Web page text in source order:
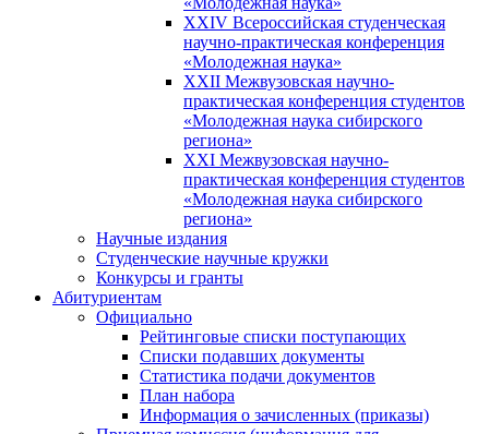
XXIV Всероссийская студенческая
научно-практическая конференция
«Молодежная наука»
XXII Межвузовская научно-
практическая конференция студентов
«Молодежная наука сибирского
региона»
XXI Межвузовская научно-
практическая конференция студентов
«Молодежная наука сибирского
региона»
Научные издания
Студенческие научные кружки
Конкурсы и гранты
Абитуриентам
Официально
Рейтинговые списки поступающих
Списки подавших документы
Статистика подачи документов
План набора
Информация о зачисленных (приказы)